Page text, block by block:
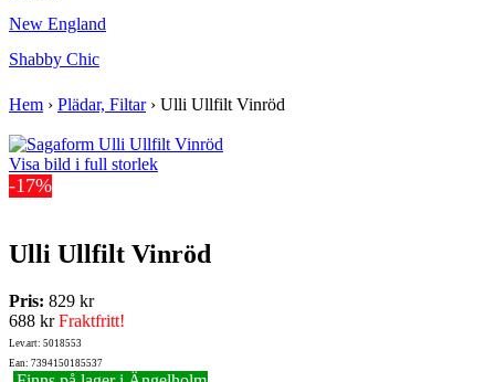
New England
Shabby Chic
Hem › Plädar, Filtar› Ulli Ullfilt Vinröd
Visa bild i full storlek
-17%
Ulli Ullfilt Vinröd
Pris: 829 kr
688 krFraktfritt!
Lev.art: 5018553
Ean: 7394150185537